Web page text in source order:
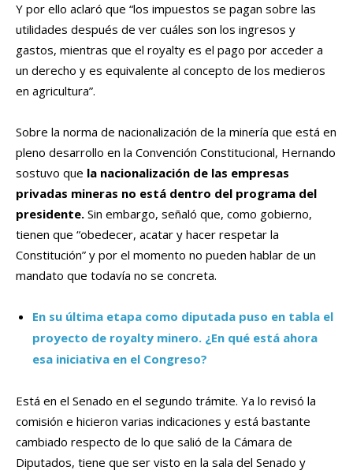
Y por ello aclaró que “los impuestos se pagan sobre las
utilidades después de ver cuáles son los ingresos y
gastos, mientras que el royalty es el pago por acceder a
un derecho y es equivalente al concepto de los medieros
en agricultura”.
Sobre la norma de nacionalización de la minería que está en
pleno desarrollo en la Convención Constitucional, Hernando
sostuvo que la nacionalización de las empresas
privadas mineras no está dentro del programa del
presidente. Sin embargo, señaló que, como gobierno,
tienen que “obedecer, acatar y hacer respetar la
Constitución” y por el momento no pueden hablar de un
mandato que todavía no se concreta.
En su última etapa como diputada puso en tabla el
proyecto de royalty minero. ¿En qué está ahora
esa iniciativa en el Congreso?
Está en el Senado en el segundo trámite. Ya lo revisó la
comisión e hicieron varias indicaciones y está bastante
cambiado respecto de lo que salió de la Cámara de
Diputados, tiene que ser visto en la sala del Senado y